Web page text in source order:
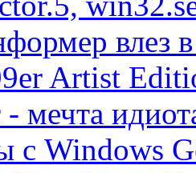
влез
Artist
мечта
с Windows